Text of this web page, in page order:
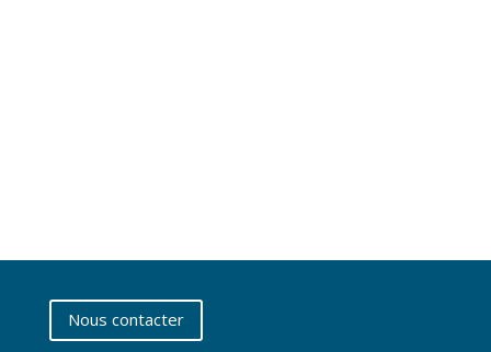
Nous contacter